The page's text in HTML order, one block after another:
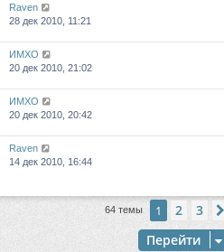
Raven
28 дек 2010, 11:21
ИМХО
20 дек 2010, 21:02
ИМХО
20 дек 2010, 20:42
Raven
14 дек 2010, 16:44
64 темы 1 2 3
Перейти